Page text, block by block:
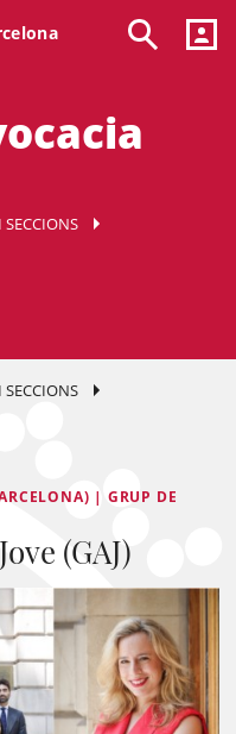
| GRUP DE
(GAJ)